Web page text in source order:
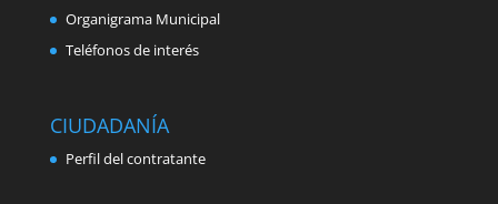
Organigrama Municipal
Teléfonos de interés
CIUDADANÍA
Perfil del contratante